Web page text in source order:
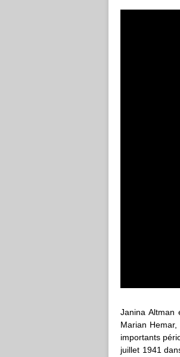
Janina Altman
Marian
importants
juillet 1941